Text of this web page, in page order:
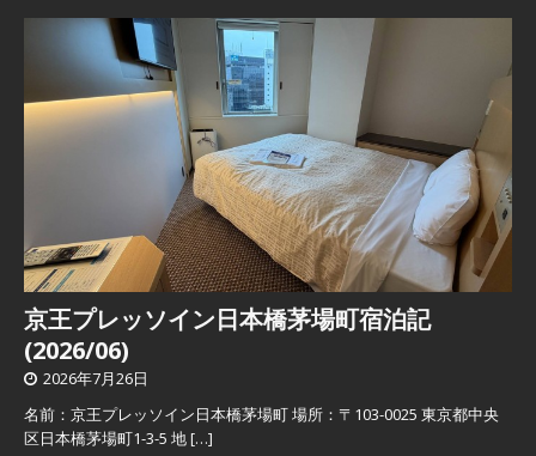
京王プレッソイン日本橋茅場町宿泊記
(2026/06)
2026年7月26日
名前：京王プレッソイン日本橋茅場町 場所：〒103-0025 東京都中央
区日本橋茅場町1-3-5 地[…]